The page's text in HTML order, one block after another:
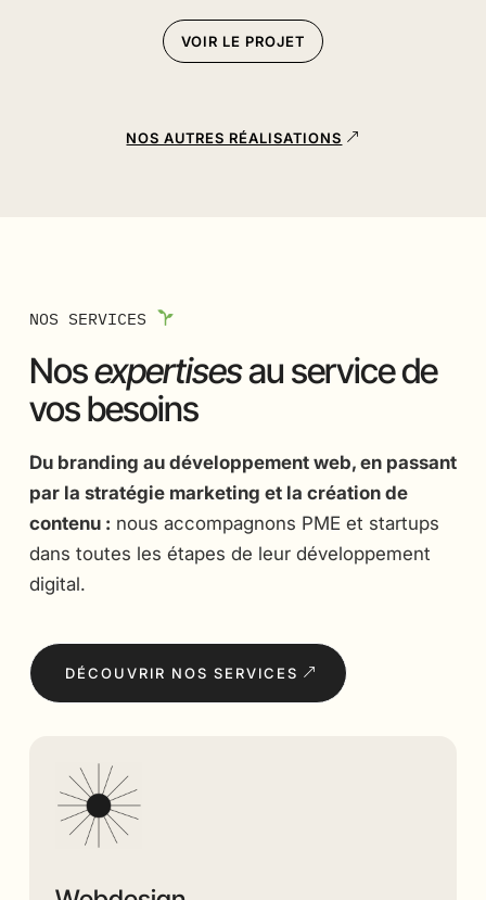
VOIR LE PROJET
NOS AUTRES RÉALISATIONS
NOS SERVICES
Nosexpertisesau service de
vos besoins
Du branding au développement web, en passant
par la stratégie marketing et la création de
contenu : nous accompagnons PME et startups
dans toutes les étapes de leur développement
digital.
DÉCOUVRIR NOS SERVICES